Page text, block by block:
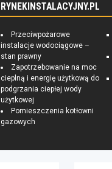
RYNEKINSTALACYJNY.PL
Przeciwpożarowe
instalacje wodociągowe –
stan prawny
Zapotrzebowanie na moc
cieplną i energię użytkową do
podgrzania ciepłej wody
użytkowej
Pomieszczenia kotłowni
gazowych